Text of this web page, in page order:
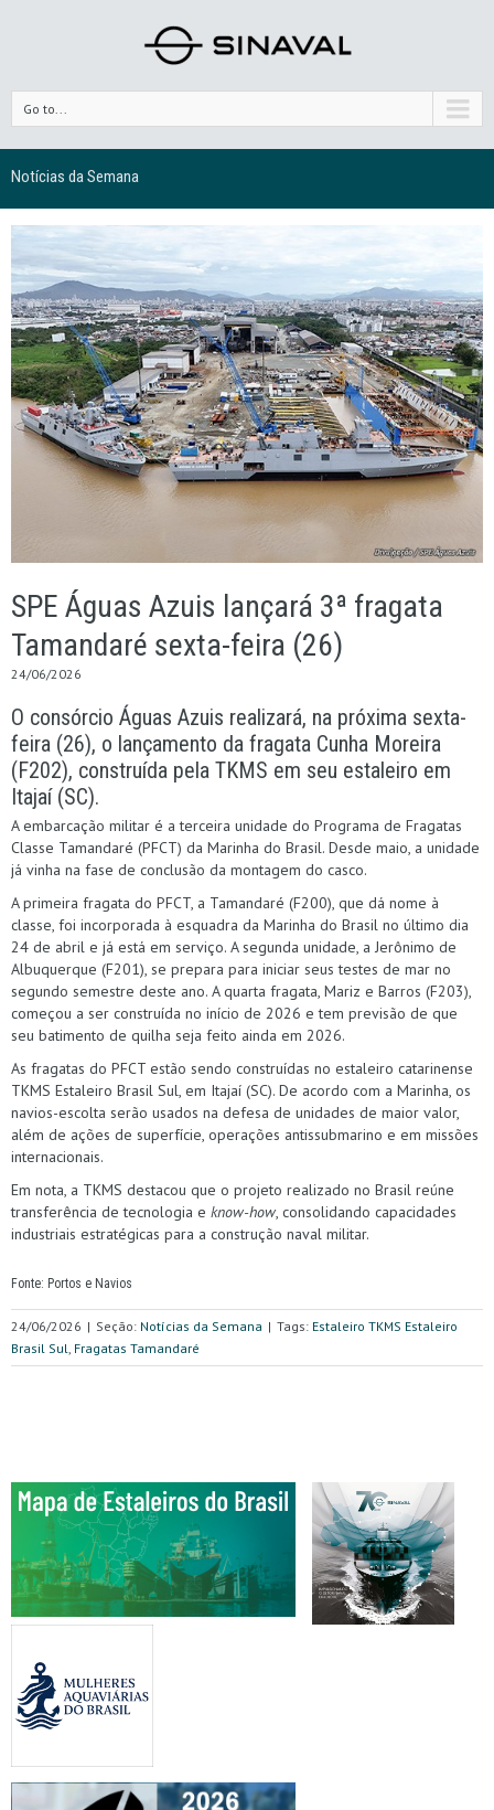
Go to...
Notícias da Semana
SPE Águas Azuis lançará 3ª fragata
Tamandaré sexta-feira (26)
24/06/2026
O consórcio Águas Azuis realizará, na próxima sexta-
feira (26), o lançamento da fragata Cunha Moreira
(F202), construída pela TKMS em seu estaleiro em
Itajaí (SC).
A embarcação militar é a terceira unidade do Programa de Fragatas
Classe Tamandaré (PFCT) da Marinha do Brasil. Desde maio, a unidade
já vinha na fase de conclusão da montagem do casco.
A primeira fragata do PFCT, a Tamandaré (F200), que dá nome à
classe, foi incorporada à esquadra da Marinha do Brasil no último dia
24 de abril e já está em serviço. A segunda unidade, a Jerônimo de
Albuquerque (F201), se prepara para iniciar seus testes de mar no
segundo semestre deste ano. A quarta fragata, Mariz e Barros (F203),
começou a ser construída no início de 2026 e tem previsão de que
seu batimento de quilha seja feito ainda em 2026.
As fragatas do PFCT estão sendo construídas no estaleiro catarinense
TKMS Estaleiro Brasil Sul, em Itajaí (SC). De acordo com a Marinha, os
navios-escolta serão usados na defesa de unidades de maior valor,
além de ações de superfície, operações antissubmarino e em missões
internacionais.
Em nota, a TKMS destacou que o projeto realizado no Brasil reúne
transferência de tecnologia e know-how, consolidando capacidades
industriais estratégicas para a construção naval militar.
Fonte: Portos e Navios
24/06/2026 | Seção: Notícias da Semana | Tags: Estaleiro TKMS Estaleiro
Brasil Sul Fragatas Tamandaré